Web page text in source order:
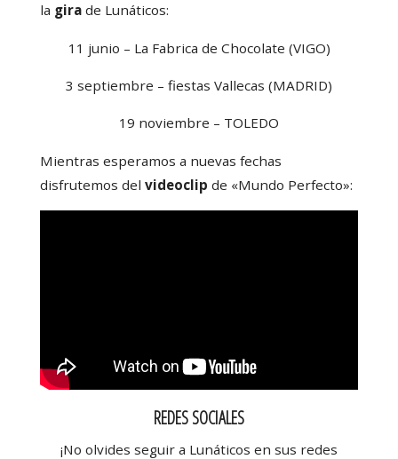
la girade Lunáticos:
11 junio – La Fabrica de Chocolate (VIGO)
3 septiembre – fiestas Vallecas (MADRID)
19 noviembre – TOLEDO
Mientras esperamos a nuevas fechas
disfrutemos del videoclip de «Mundo Perfecto»:
REDES SOCIALES
¡No olvides seguir a Lunáticos en sus redes